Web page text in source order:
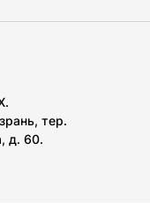
тер.
д. 60.